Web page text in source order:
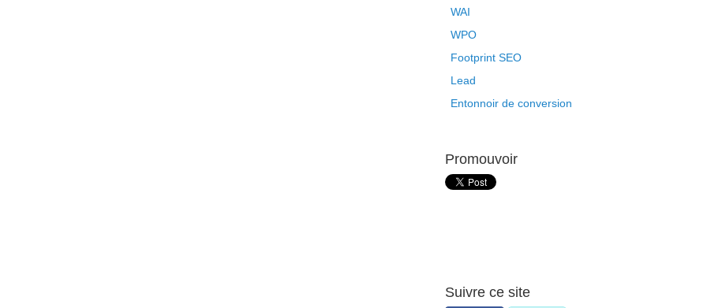
WAI
WPO
Footprint SEO
Lead
Entonnoir de conversion
Promouvoir
Suivre ce site